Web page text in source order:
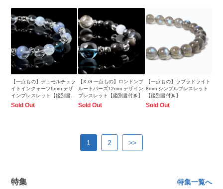
【一点もの】デュモルチェラ
イトインクォーツ9mm デザ
インブレスレット【鑑別書付
き】
Sold Out
【X.G 一点もの】ロンドンブ
ルートパーズ12mm デザイン
ブレスレット【鑑別書付き】
Sold Out
【一点もの】ラブラドライト
8mm シンプルブレスレット
【鑑別書付き】
Sold Out
1 2 >>
特集 特集一覧へ